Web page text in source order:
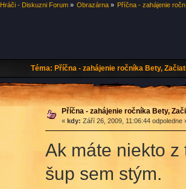
Hráči - Diskuzni Forum» Obrazárna» Příčna - zahájenie
Téma: Příčna - zahájenie ročníka Bety,
Příčna - zahájenie ročníka Bety,
« kdy: Září 26, 2009, 11:06:44 odpoledne
Ak máte niekto
šup sem stým.